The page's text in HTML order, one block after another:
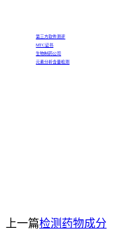
第三方软件测评
MTC证书
生物制药公司
元素分析含量检测
上一篇检测药物成分